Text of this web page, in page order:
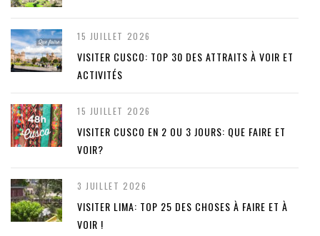
15 JUILLET 2026
VISITER CUSCO: TOP 30 DES ATTRAITS À VOIR ET
ACTIVITÉS
15 JUILLET 2026
VISITER CUSCO EN 2 OU 3 JOURS: QUE FAIRE ET
VOIR?
3 JUILLET 2026
VISITER LIMA: TOP 25 DES CHOSES À FAIRE ET À
VOIR !